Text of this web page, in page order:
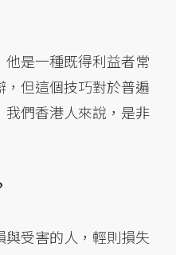
是一種既得利益者常
但這個技巧對於普遍
們香港人來說，是非
受害的人，輕則損失